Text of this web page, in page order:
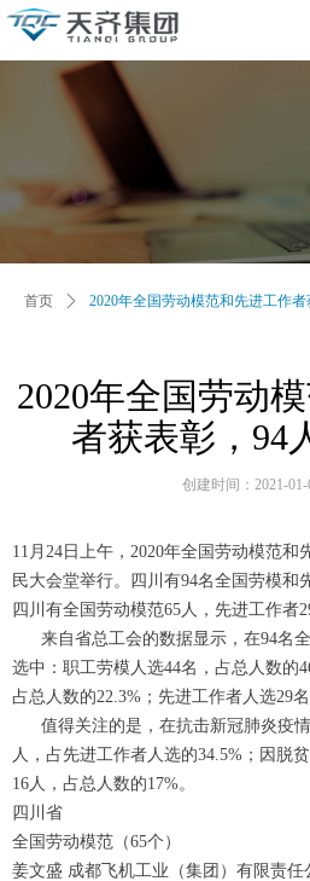
2020年全国劳动
者获表彰，94
11月24日上午，2020年全国劳动模范和
民大会堂举行。四川有94名全国劳模和
四川有全国劳动模范65人，先进工作者
来自省总工会的数据显示，在94名全
选中：职工劳模人选44名，占总人数的
占总人数的22.3%；先进工作者人选29
值得关注的是，在抗击新冠肺炎疫情
人，占先进工作者人选的34.5%；因脱
16人，占总人数的17%。
四川省
全国劳动模范（65个）
姜文盛 成都飞机工业（集团）有限责
创建时间： 2021-01-
首页 ꄲ 2020年全国劳动模范和先进工作者